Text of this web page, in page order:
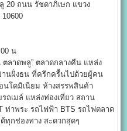
20 ถนน รัชดาภิเษก แขวง
น
ตลาดพลู” ตลาดกลางคืน แหล่ง
นฝั่งธน ที่ครึกครื้นไปด้วยผู้คน
โดมิเนียม ห้างสรรพสินค้า
เมล์ แหล่งท่องเที่ยว สถาน
ท่าพระ รถไฟฟ้า BTS รถไฟตลาด
ทุกช่องทาง สะดวกสุดๆ